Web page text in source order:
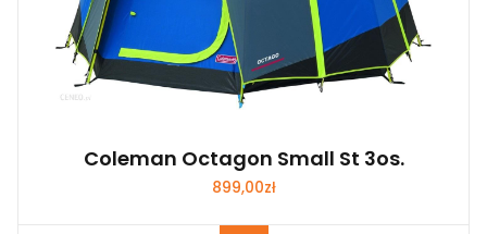
Coleman Octagon Small St 3os.
899,00zł